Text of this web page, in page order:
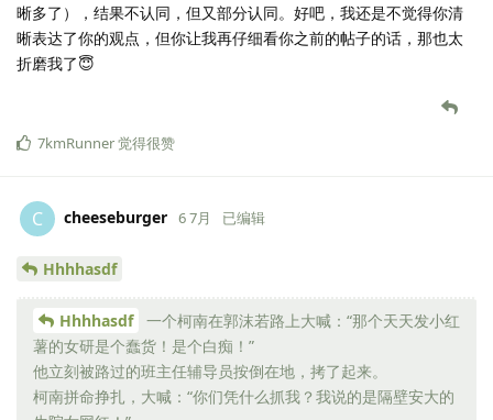
晰多了），结果不认同，但又部分认同。好吧，我还是不觉得你清
晰表达了你的观点，但你让我再仔细看你之前的帖子的话，那也太
折磨我了😇
7kmRunner觉得很赞
C cheeseburger 6 7月 已编辑
Hhhhasdf
Hhhhasdf
一个柯南在郭沫若路上大喊：“那个天天发小红
薯的女研是个蠢货！是个白痴！”
他立刻被路过的班主任辅导员按倒在地，拷了起来。
柯南拼命挣扎，大喊：“你们凭什么抓我？我说的是隔壁安大的